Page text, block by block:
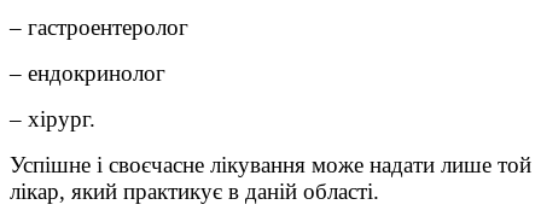
– гастроентеролог
– ендокринолог
– хірург.
Успішне і своєчасне лікування може надати лише той
лікар, який практикує в даній області.